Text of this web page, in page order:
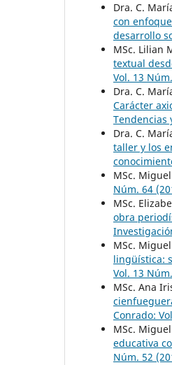
Dra. C.
con
desarrollo
MSc. Lilian
textual
Vol. 13
Dra. C.
Carácter
Tendencias
Dra. C.
taller y los
MSc.
Núm. 64
MSc.
obra
MSc.
lingüística:
Vol. 13
MSc. Ana
Conrado:
MSc.
educativa
Núm. 52